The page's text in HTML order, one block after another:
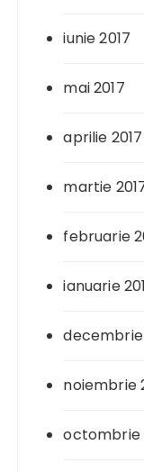
iunie 2017
mai 2017
aprilie 2017
martie
februarie
ianuarie
decembrie
noiembrie
octombrie